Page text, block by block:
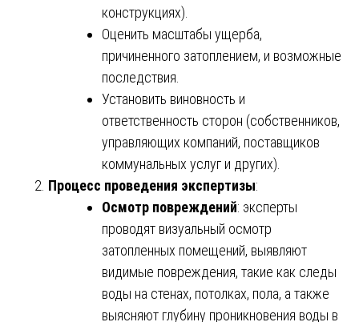
конструкциях).
Оценить масштабы ущерба,
причиненного затоплением, и возможные
последствия.
Установить виновность и
ответственность сторон (собственников,
управляющих компаний, поставщиков
коммунальных услуг и других).
Процесс проведения экспертизы:
Осмотр повреждений: эксперты
проводят визуальный осмотр
затопленных помещений, выявляют
видимые повреждения, такие как следы
воды на стенах, потолках, пола, а также
выясняют глубину проникновения воды в